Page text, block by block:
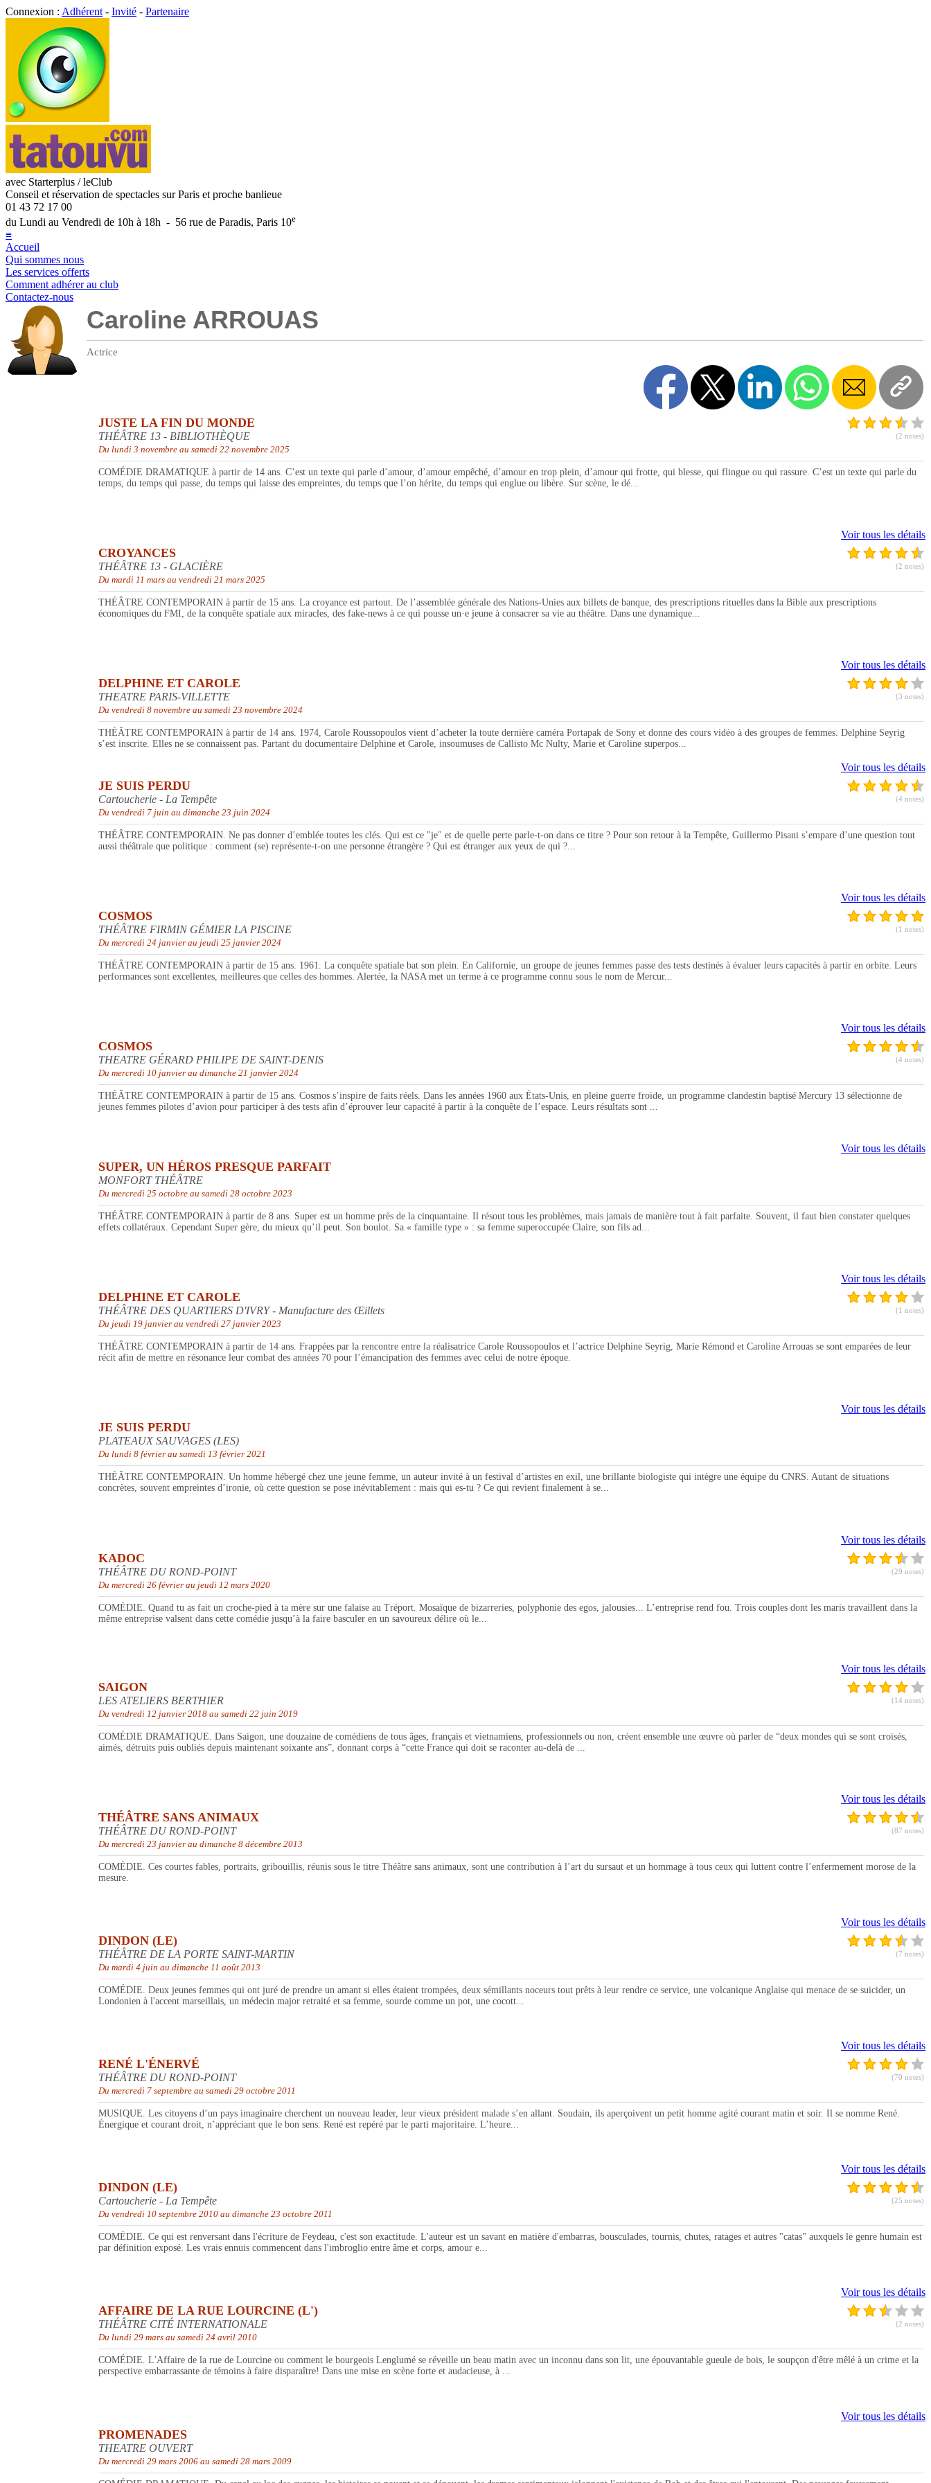
Connexion : Adhérent - Invité - Partenaire
avec Starterplus / leClub
Conseil et réservation de spectacles sur Paris et proche banlieue
01 43 72 17 00
du Lundi au Vendredi de 10h à 18h - 56 rue de Paradis, Paris 10e
≡
Accueil
Qui sommes nous
Les services offerts
Comment adhérer au club
Contactez-nous
Caroline ARROUAS
Actrice
(2 notes)
JUSTE LA FIN DU MONDE
THÉÂTRE 13 - BIBLIOTHÈQUE
Du lundi 3 novembre au samedi 22 novembre 2025
COMÉDIE DRAMATIQUE à partir de 14 ans. C’est un texte qui parle d’amour, d’amour empêché, d’amour en trop plein, d’amour qui frotte, qui blesse, qui flingue ou qui rassure. C’est un texte qui parle du
temps, du temps qui passe, du temps qui laisse des empreintes, du temps que l’on hérite, du temps qui englue ou libère. Sur scène, le dé...
Voir tous les détails
(2 notes)
CROYANCES
THÉÂTRE 13 - GLACIÈRE
Du mardi 11 mars au vendredi 21 mars 2025
THÉÂTRE CONTEMPORAIN à partir de 15 ans. La croyance est partout. De l’assemblée générale des Nations-Unies aux billets de banque, des prescriptions rituelles dans la Bible aux prescriptions
économiques du FMI, de la conquête spatiale aux miracles, des fake-news à ce qui pousse un·e jeune à consacrer sa vie au théâtre. Dans une dynamique...
Voir tous les détails
(3 notes)
DELPHINE ET CAROLE
THEATRE PARIS-VILLETTE
Du vendredi 8 novembre au samedi 23 novembre 2024
THÉÂTRE CONTEMPORAIN à partir de 14 ans. 1974, Carole Roussopoulos vient d’acheter la toute dernière caméra Portapak de Sony et donne des cours vidéo à des groupes de femmes. Delphine Seyrig
s’est inscrite. Elles ne se connaissent pas. Partant du documentaire Delphine et Carole, insoumuses de Callisto Mc Nulty, Marie et Caroline superpos...
Voir tous les détails
(4 notes)
JE SUIS PERDU
Cartoucherie - La Tempête
Du vendredi 7 juin au dimanche 23 juin 2024
THÉÂTRE CONTEMPORAIN. Ne pas donner d’emblée toutes les clés. Qui est ce "je" et de quelle perte parle-t-on dans ce titre ? Pour son retour à la Tempête, Guillermo Pisani s’empare d’une question tout
aussi théâtrale que politique : comment (se) représente-t-on une personne étrangère ? Qui est étranger aux yeux de qui ?...
Voir tous les détails
(1 notes)
COSMOS
THÉÂTRE FIRMIN GÉMIER LA PISCINE
Du mercredi 24 janvier au jeudi 25 janvier 2024
THÉÂTRE CONTEMPORAIN à partir de 15 ans. 1961. La conquête spatiale bat son plein. En Californie, un groupe de jeunes femmes passe des tests destinés à évaluer leurs capacités à partir en orbite. Leurs
performances sont excellentes, meilleures que celles des hommes. Alertée, la NASA met un terme à ce programme connu sous le nom de Mercur...
Voir tous les détails
(4 notes)
COSMOS
THEATRE GÉRARD PHILIPE DE SAINT-DENIS
Du mercredi 10 janvier au dimanche 21 janvier 2024
THÉÂTRE CONTEMPORAIN à partir de 15 ans. Cosmos s’inspire de faits réels. Dans les années 1960 aux États-Unis, en pleine guerre froide, un programme clandestin baptisé Mercury 13 sélectionne de
jeunes femmes pilotes d’avion pour participer à des tests afin d’éprouver leur capacité à partir à la conquête de l’espace. Leurs résultats sont ...
Voir tous les détails
SUPER, UN HÉROS PRESQUE PARFAIT
MONFORT THÉÂTRE
Du mercredi 25 octobre au samedi 28 octobre 2023
THÉÂTRE CONTEMPORAIN à partir de 8 ans. Super est un homme près de la cinquantaine. Il résout tous les problèmes, mais jamais de manière tout à fait parfaite. Souvent, il faut bien constater quelques
effets collatéraux. Cependant Super gère, du mieux qu’il peut. Son boulot. Sa « famille type » : sa femme superoccupée Claire, son fils ad...
Voir tous les détails
(1 notes)
DELPHINE ET CAROLE
THÉÂTRE DES QUARTIERS D'IVRY - Manufacture des Œillets
Du jeudi 19 janvier au vendredi 27 janvier 2023
THÉÂTRE CONTEMPORAIN à partir de 14 ans. Frappées par la rencontre entre la réalisatrice Carole Roussopoulos et l’actrice Delphine Seyrig, Marie Rémond et Caroline Arrouas se sont emparées de leur
récit afin de mettre en résonance leur combat des années 70 pour l’émancipation des femmes avec celui de notre époque.
Voir tous les détails
JE SUIS PERDU
PLATEAUX SAUVAGES (LES)
Du lundi 8 février au samedi 13 février 2021
THÉÂTRE CONTEMPORAIN. Un homme hébergé chez une jeune femme, un auteur invité à un festival d’artistes en exil, une brillante biologiste qui intègre une équipe du CNRS. Autant de situations
concrètes, souvent empreintes d’ironie, où cette question se pose inévitablement : mais qui es-tu ? Ce qui revient finalement à se...
Voir tous les détails
(29 notes)
KADOC
THÉÂTRE DU ROND-POINT
Du mercredi 26 février au jeudi 12 mars 2020
COMÉDIE. Quand tu as fait un croche-pied à ta mère sur une falaise au Tréport. Mosaïque de bizarreries, polyphonie des egos, jalousies... L’entreprise rend fou. Trois couples dont les maris travaillent dans la
même entreprise valsent dans cette comédie jusqu’à la faire basculer en un savoureux délire où le...
Voir tous les détails
(14 notes)
SAIGON
LES ATELIERS BERTHIER
Du vendredi 12 janvier 2018 au samedi 22 juin 2019
COMÉDIE DRAMATIQUE. Dans Saigon, une douzaine de comédiens de tous âges, français et vietnamiens, professionnels ou non, créent ensemble une œuvre où parler de “deux mondes qui se sont croisés,
aimés, détruits puis oubliés depuis maintenant soixante ans”, donnant corps à “cette France qui doit se raconter au-delà de ...
Voir tous les détails
(87 notes)
THÉÂTRE SANS ANIMAUX
THÉÂTRE DU ROND-POINT
Du mercredi 23 janvier au dimanche 8 décembre 2013
COMÉDIE. Ces courtes fables, portraits, gribouillis, réunis sous le titre Théâtre sans animaux, sont une contribution à l’art du sursaut et un hommage à tous ceux qui luttent contre l’enfermement morose de la
mesure.
Voir tous les détails
(7 notes)
DINDON (LE)
THÉÂTRE DE LA PORTE SAINT-MARTIN
Du mardi 4 juin au dimanche 11 août 2013
COMÉDIE. Deux jeunes femmes qui ont juré de prendre un amant si elles étaient trompées, deux sémillants noceurs tout prêts à leur rendre ce service, une volcanique Anglaise qui menace de se suicider, un
Londonien à l'accent marseillais, un médecin major retraité et sa femme, sourde comme un pot, une cocott...
Voir tous les détails
(70 notes)
RENÉ L'ÉNERVÉ
THÉÂTRE DU ROND-POINT
Du mercredi 7 septembre au samedi 29 octobre 2011
MUSIQUE. Les citoyens d’un pays imaginaire cherchent un nouveau leader, leur vieux président malade s’en allant. Soudain, ils aperçoivent un petit homme agité courant matin et soir. Il se nomme René.
Énergique et courant droit, n’appréciant que le bon sens. René est repéré par le parti majoritaire. L’heure...
Voir tous les détails
(25 notes)
DINDON (LE)
Cartoucherie - La Tempête
Du vendredi 10 septembre 2010 au dimanche 23 octobre 2011
COMÉDIE. Ce qui est renversant dans l'écriture de Feydeau, c'est son exactitude. L'auteur est un savant en matière d'embarras, bousculades, tournis, chutes, ratages et autres "catas" auxquels le genre humain est
par définition exposé. Les vrais ennuis commencent dans l'imbroglio entre âme et corps, amour e...
Voir tous les détails
(2 notes)
AFFAIRE DE LA RUE LOURCINE (L')
THÉÂTRE CITÉ INTERNATIONALE
Du lundi 29 mars au samedi 24 avril 2010
COMÉDIE. L'Affaire de la rue de Lourcine ou comment le bourgeois Lenglumé se réveille un beau matin avec un inconnu dans son lit, une épouvantable gueule de bois, le soupçon d'être mêlé à un crime et la
perspective embarrassante de témoins à faire disparaître! Dans une mise en scène forte et audacieuse, à ...
Voir tous les détails
PROMENADES
THEATRE OUVERT
Du mercredi 29 mars 2006 au samedi 28 mars 2009